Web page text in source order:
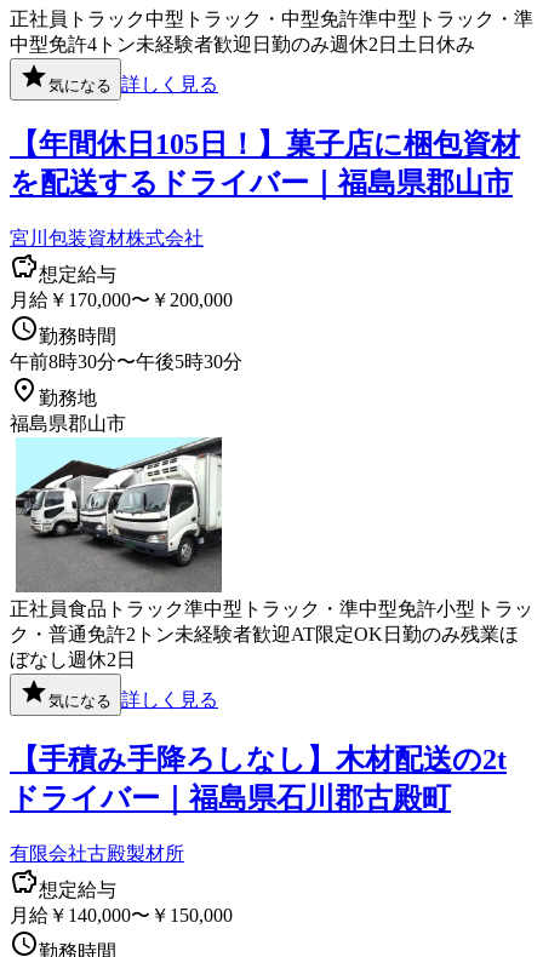
正社員 トラック中型トラック・中型免許準中型トラック・準
中型免許4トン未経験者歓迎 日勤のみ週休2日 土日休み
気になる 詳しく見る
【年間休日105日！】菓子店に梱包資材
を配送するドライバー｜福島県郡山市
宮川包装資材株式会社
想定給与
月給￥170,000〜￥200,000
勤務時間
午前8時30分〜午後5時30分
勤務地
福島県郡山市
正社員食品 トラック準中型トラック・準中型免許小型トラッ
ク・普通免許2トン未経験者歓迎AT限定OK 日勤のみ残業ほ
ぼなし週休2日
気になる 詳しく見る
【手積み手降ろしなし】木材配送の2t
ドライバー｜福島県石川郡古殿町
有限会社古殿製材所
想定給与
月給￥140,000〜￥150,000
勤務時間